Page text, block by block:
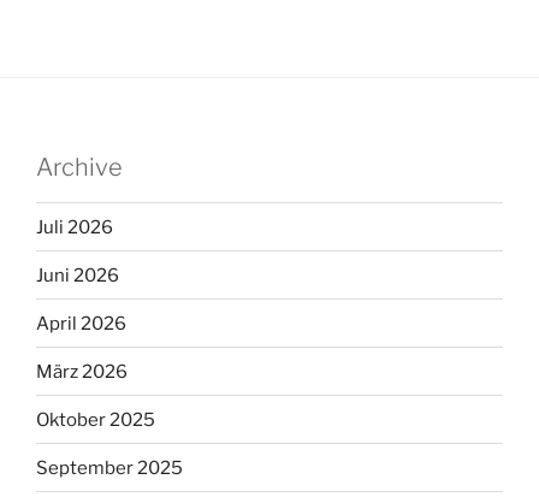
Archive
Juli 2026
Juni 2026
April 2026
März 2026
Oktober 2025
September 2025